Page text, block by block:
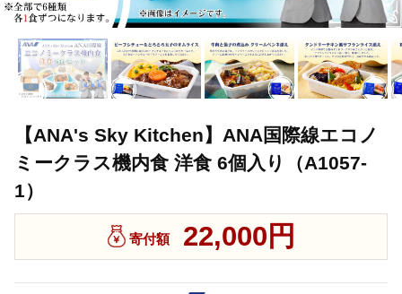
【ANA's Sky Kitchen】ANA国際線エコノ
ミークラス機内食 洋食 6個入り（A1057-
1）
寄付額 22,000円